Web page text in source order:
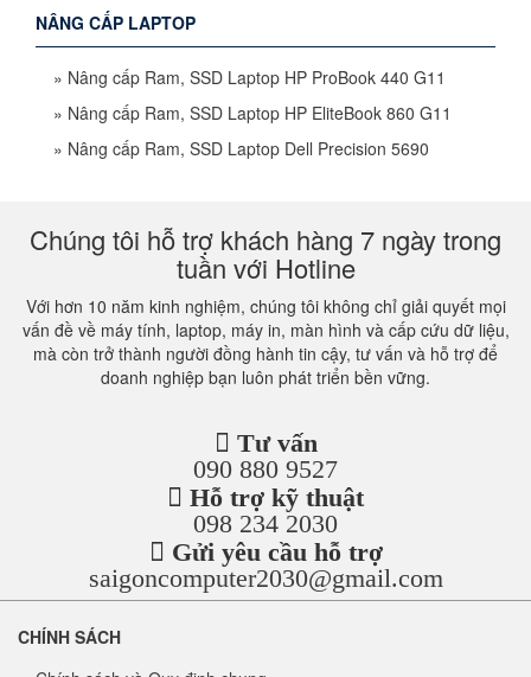
NÂNG CẤP LAPTOP
» Nâng cấp Ram, SSD Laptop HP ProBook 440 G11
» Nâng cấp Ram, SSD Laptop HP EliteBook 860 G11
» Nâng cấp Ram, SSD Laptop Dell Precision 5690
Chúng tôi hỗ trợ khách hàng 7 ngày trong
tuần với Hotline
Với hơn 10 năm kinh nghiệm, chúng tôi không chỉ giải quyết mọi
vấn đề về máy tính, laptop, máy in, màn hình và cấp cứu dữ liệu,
mà còn trở thành người đồng hành tin cậy, tư vấn và hỗ trợ để
doanh nghiệp bạn luôn phát triển bền vững.
Tư vấn
090 880 9527
Hỗ trợ kỹ thuật
098 234 2030
Gửi yêu cầu hỗ trợ
saigoncomputer2030@gmail.com
CHÍNH SÁCH